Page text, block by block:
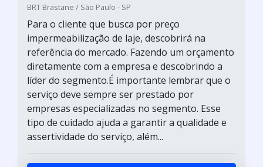
BRT Brastane / São Paulo - SP
Para o cliente que busca por preço
impermeabilização de laje, descobrirá na
referência do mercado. Fazendo um orçamento
diretamente com a empresa e descobrindo a
líder do segmento.É importante lembrar que o
serviço deve sempre ser prestado por
empresas especializadas no segmento. Esse
tipo de cuidado ajuda a garantir a qualidade e
assertividade do serviço, além...